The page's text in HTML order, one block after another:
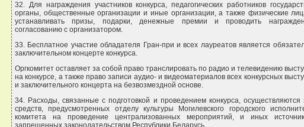
32. Для награждения участников конкурса, педагогических работников
органы, общественные организации и иные организации, а также физические
устанавливать призы, подарки, денежные премии и проводить
согласованию с организатором.
33. Бесплатное участие обладателя Гран-при и всех лауреатов является
заключительном концерте конкурса.
Оргкомитет оставляет за собой право транслировать по радио и телевидению
на конкурсе, а также право записи аудио- и видеоматериалов всех конкурсных
и заключительного концерта на безвозмездной основе.
34. Расходы, связанные с подготовкой и проведением конкурса, осуществляются
средств, предусмотренных отделу культуры Могилевского городского
комитета на проведение централизованных мероприятий, и иных
запрещенных законодательством Республики Беларусь.